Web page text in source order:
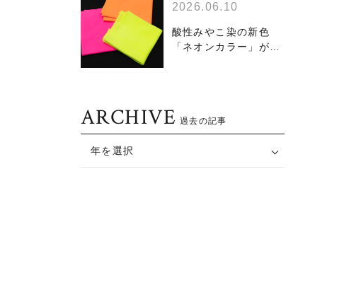
2026.06.10
酸性みやこ染の新色
「ネオンカラー」が今
ARCHIVE 過去の記事
年を選択